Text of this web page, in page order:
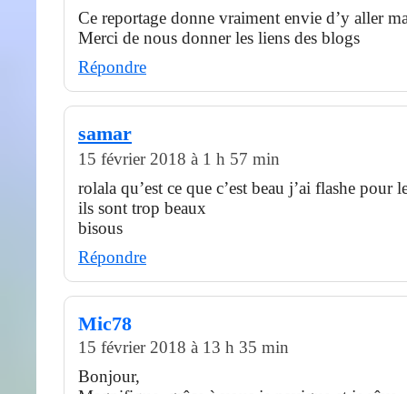
Ce reportage donne vraiment envie d’y aller
Merci de nous donner les liens des blogs
Répondre
samar
15 février 2018 à 1 h 57 min
rolala qu’est ce que c’est beau j’ai flashe pour
ils sont trop beaux
bisous
Répondre
Mic78
15 février 2018 à 13 h 35 min
Bonjour,